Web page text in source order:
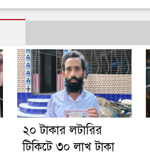
২০ টাকার লটারির
টিকিটে ৩০ লাখ টাকা